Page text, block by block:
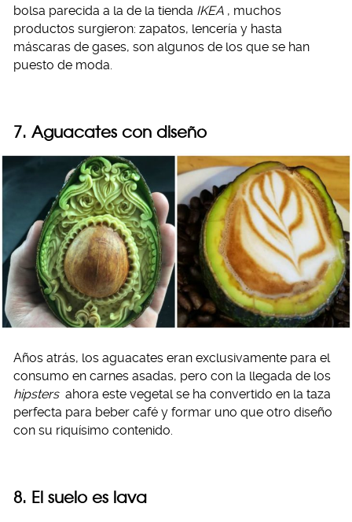
bolsa parecida a la de la tienda IKEA , muchos
productos surgieron: zapatos, lencería y hasta
máscaras de gases, son algunos de los que se han
puesto de moda.
7. Aguacates con diseño
Años atrás, los aguacates eran exclusivamente para el
consumo en carnes asadas, pero con la llegada de los
hipsters ahora este vegetal se ha convertido en la taza
perfecta para beber café y formar uno que otro diseño
con su riquísimo contenido.
8. El suelo es lava